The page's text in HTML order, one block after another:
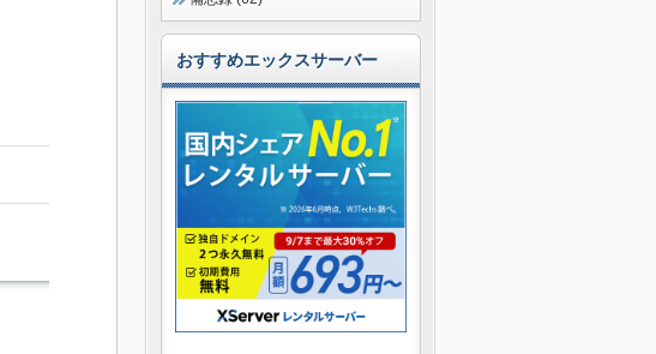
おすすめエックスサーバー